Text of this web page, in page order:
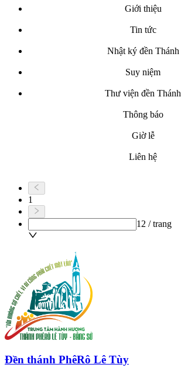
Giới thiệu
Tin tức
Nhật ký đền Thánh
Suy niệm
Thư viện đền Thánh
Thông báo
Giờ lễ
Liên hệ
1
12 / trang
Đền thánh PhêRô Lê Tùy